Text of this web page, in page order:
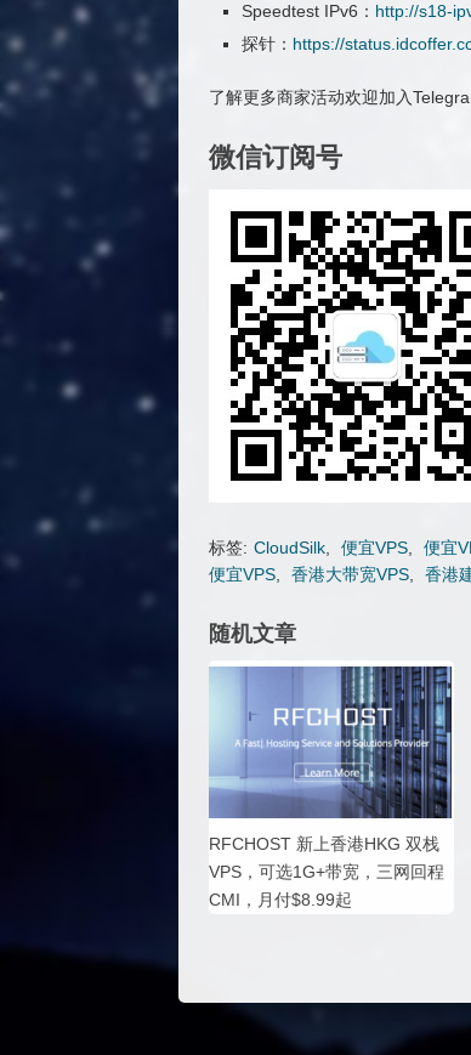
Speedtest IPv6： http://s18-
探针： https://
了解更多商家活动欢迎加入
微信订阅号
标签: CloudSilk 便宜VPS 便宜
便宜VPS
香港大带宽VPS 香港
随机文章
RFCHOST 新上香港HKG 双栈
VPS，可选1G+带宽，三网回程
CMI，月付$8.99起